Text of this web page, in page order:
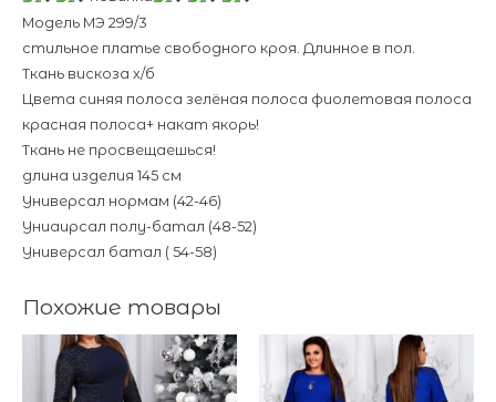
Модель МЭ 299/3
стильное платье свободного кроя. Длинное в пол.
Ткань вискоза х/б
Цвета синяя полоса зелёная полоса фиолетовая полоса
красная полоса+ накат якорь!
Ткань не просвещаешься!
длина изделия 145 см
Универсал нормам (42-46)
Униаирсал полу-батал (48-52)
Универсал батал ( 54-58)
Похожие товары